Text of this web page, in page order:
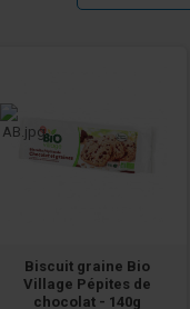
Biscuit graine Bio
Village Pépites de
chocolat - 140g